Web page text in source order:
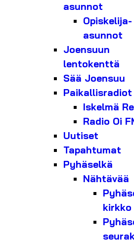
asunnot
Opiskelija-
asunnot
Joensuun
lentokenttä
Sää Joensuu
Paikallisradiot
Iskelmä
Radio Oi
Uutiset
Tapahtumat
Pyhäselkä
Nähtävää
kirkko